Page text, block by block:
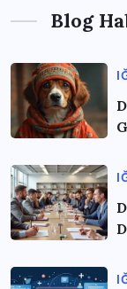
Blog